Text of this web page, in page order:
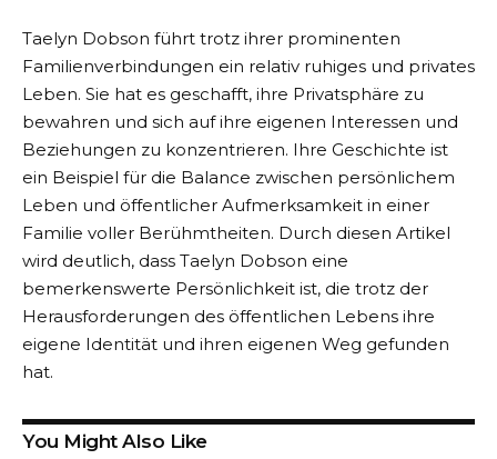
Taelyn Dobson führt trotz ihrer prominenten
Familienverbindungen ein relativ ruhiges und privates
Leben. Sie hat es geschafft, ihre Privatsphäre zu
bewahren und sich auf ihre eigenen Interessen und
Beziehungen zu konzentrieren. Ihre Geschichte ist
ein Beispiel für die Balance zwischen persönlichem
Leben und öffentlicher Aufmerksamkeit in einer
Familie voller Berühmtheiten. Durch diesen Artikel
wird deutlich, dass Taelyn Dobson eine
bemerkenswerte Persönlichkeit ist, die trotz der
Herausforderungen des öffentlichen Lebens ihre
eigene Identität und ihren eigenen Weg gefunden
hat.
You Might Also Like